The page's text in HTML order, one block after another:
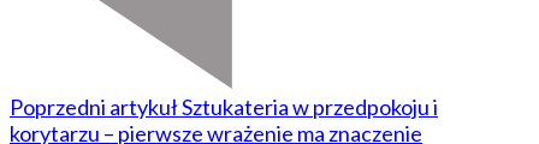
Poprzedni artykułSztukateria w przedpokoju i
korytarzu – pierwsze wrażenie ma znaczenie